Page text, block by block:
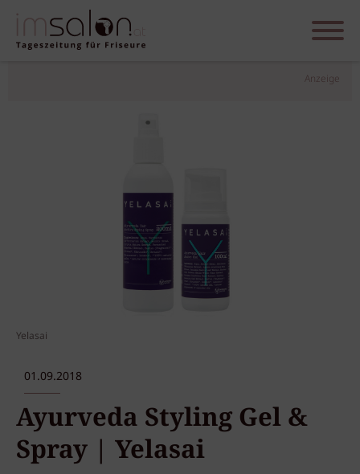
Anzeige
Yelasai
01.09.2018
Ayurveda Styling Gel &
Spray | Yelasai